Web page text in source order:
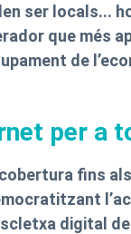
ser locals...
que més
de
per a
fins
digital de